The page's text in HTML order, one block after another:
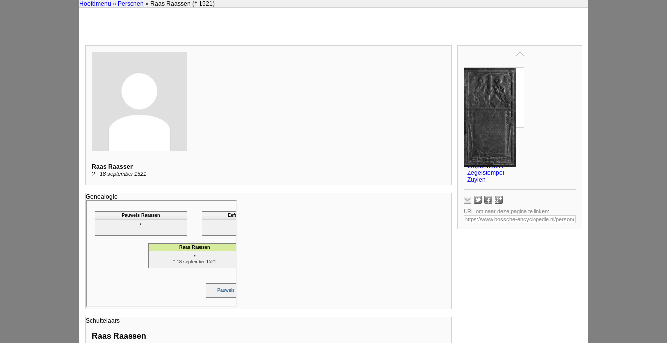
Hoofdmenu » Personen » Raas Raassen († 1521)
Raas Raassen
? - 18 september 1521
Genealogie
Schuttelaars
Raas Raassen
Op deze pagina
Genealogie
Literatuur
Schuttelaars
Wapenboek I
Zegelstempel
Zuylen
URL om naar deze pagina te linken: